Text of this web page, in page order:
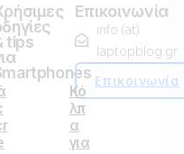
tips
Κό
λπ
α
για
Επικοινωνία
info (at)
laptopblog.gr
Επικοινωνία